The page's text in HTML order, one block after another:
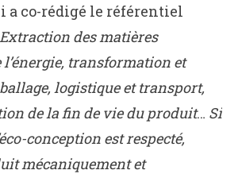
a co-rédigé le référentiel
Extraction des matières
l’énergie, transformation et
logistique et transport,
de la fin de vie du produit… Si
conception est respecté,
mécaniquement et